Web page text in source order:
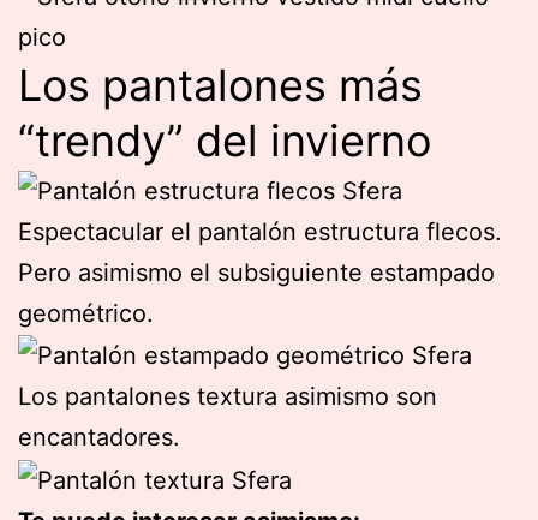
Los pantalones más
“trendy” del invierno
Espectacular el pantalón estructura flecos.
Pero asimismo el subsiguiente estampado
geométrico.
Los pantalones textura asimismo son
encantadores.